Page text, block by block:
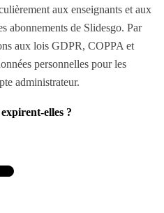
aux enseignants et aux
abonnements de Slidesgo. Par
aux lois GDPR, COPPA et
personnelles pour les
administrateur.
elles ?